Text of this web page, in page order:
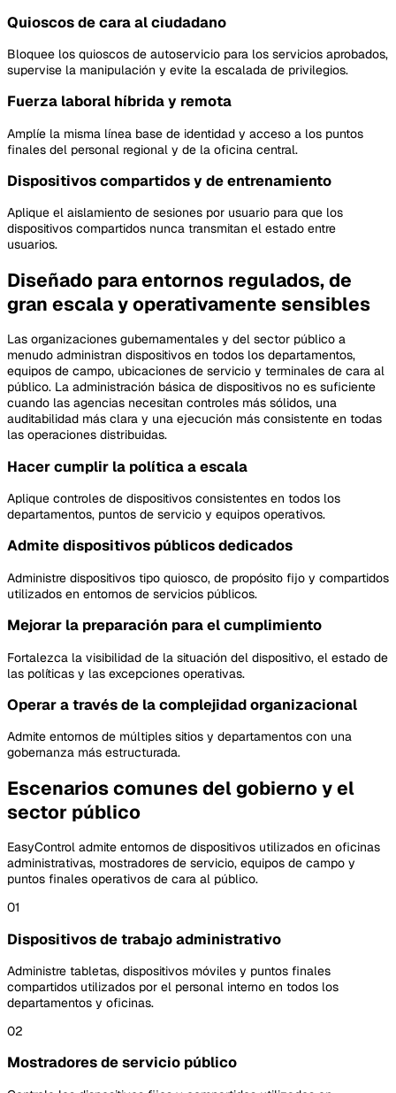
Quioscos de cara al ciudadano
Bloquee los quioscos de autoservicio para los servicios aprobados,
supervise la manipulación y evite la escalada de privilegios.
Fuerza laboral híbrida y remota
Amplíe la misma línea base de identidad y acceso a los puntos
finales del personal regional y de la oficina central.
Dispositivos compartidos y de entrenamiento
Aplique el aislamiento de sesiones por usuario para que los
dispositivos compartidos nunca transmitan el estado entre
usuarios.
Diseñado para entornos regulados, de
gran escala y operativamente sensibles
Las organizaciones gubernamentales y del sector público a
menudo administran dispositivos en todos los departamentos,
equipos de campo, ubicaciones de servicio y terminales de cara al
público. La administración básica de dispositivos no es suficiente
cuando las agencias necesitan controles más sólidos, una
auditabilidad más clara y una ejecución más consistente en todas
las operaciones distribuidas.
Hacer cumplir la política a escala
Aplique controles de dispositivos consistentes en todos los
departamentos, puntos de servicio y equipos operativos.
Admite dispositivos públicos dedicados
Administre dispositivos tipo quiosco, de propósito fijo y compartidos
utilizados en entornos de servicios públicos.
Mejorar la preparación para el cumplimiento
Fortalezca la visibilidad de la situación del dispositivo, el estado de
las políticas y las excepciones operativas.
Operar a través de la complejidad organizacional
Admite entornos de múltiples sitios y departamentos con una
gobernanza más estructurada.
Escenarios comunes del gobierno y el
sector público
EasyControl admite entornos de dispositivos utilizados en oficinas
administrativas, mostradores de servicio, equipos de campo y
puntos finales operativos de cara al público.
01
Dispositivos de trabajo administrativo
Administre tabletas, dispositivos móviles y puntos finales
compartidos utilizados por el personal interno en todos los
departamentos y oficinas.
02
Mostradores de servicio público